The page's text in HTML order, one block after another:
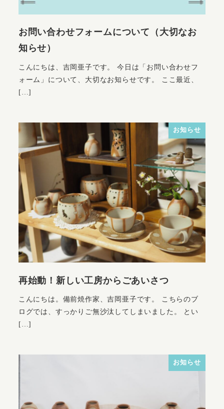
お問い合わせフォームについて（大切なお
知らせ）
こんにちは、吉岡亜子です。 今日は「お問い合わせフ
ォーム」について、大切なお知らせです。 ここ最近、
[…]
お知らせ
再始動！新しい工房からごあいさつ
こんにちは。備前焼作家、吉岡亜子です。 こちらのブ
ログでは、すっかりご無沙汰してしまいました。 とい
[…]
お知らせ